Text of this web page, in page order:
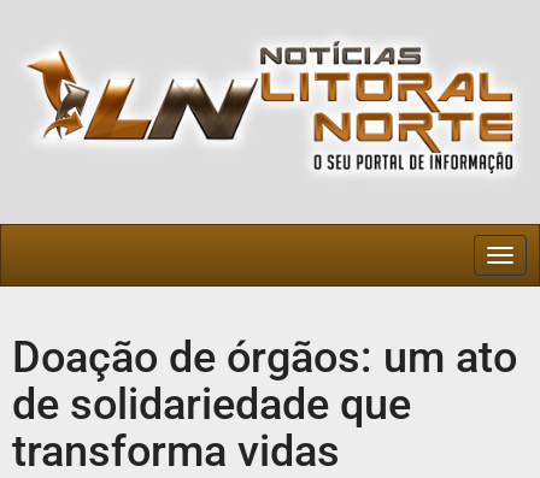
Doação de órgãos: um ato
de solidariedade que
transforma vidas